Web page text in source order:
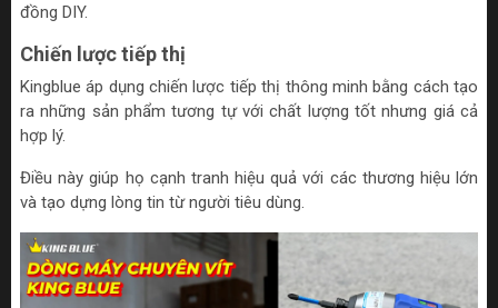
đồng DIY.
Chiến lược tiếp thị
Kingblue áp dụng chiến lược tiếp thị thông minh bằng cách tạo
ra những sản phẩm tương tự với chất lượng tốt nhưng giá cả
hợp lý.
Điều này giúp họ cạnh tranh hiệu quả với các thương hiệu lớn
và tạo dựng lòng tin từ người tiêu dùng.